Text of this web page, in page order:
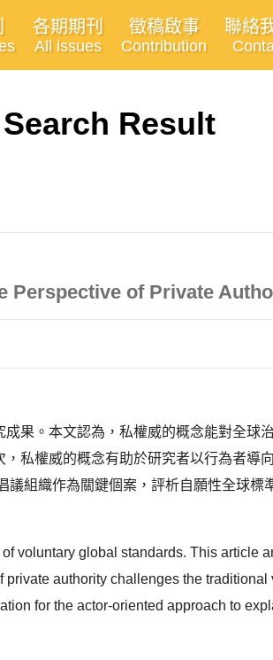
各期期刊
All issues
徵稿啟事
Contribution
聯絡
Search Result
Perspective of Private
果。本文認為，私權威的概念能對全球
私權威的概念有助於研究者以行為者導
組織作為關鍵個案，評析自願性全球標
voluntary global standards. This article
authority challenges the
for the actor-oriented approach to